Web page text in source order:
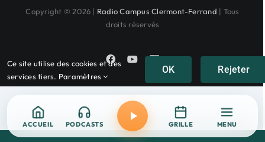
Copyright © 2026 | Radio Campus Clermont-Ferrand | Tous
droits réservés
FacebookYouTubeInstagram
Ce site utilise des cookies et des
services tiers. Paramètres
OK Rejeter
ACCUEIL PODCASTS GRILLE MENU